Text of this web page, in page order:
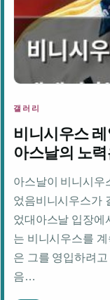
갤러리
비니시우스
아스날의 노
아스날이 비니시우
었음비니시우스가
었대아스날 입장에
는 비니시우스를
은 그를 영입하려
음…